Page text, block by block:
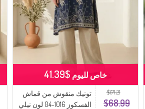
$171.21
$68.99
تونيك منقوش من قماش
الفسكوز 1016-04 لون نيلي
خاص لليوم $41.39